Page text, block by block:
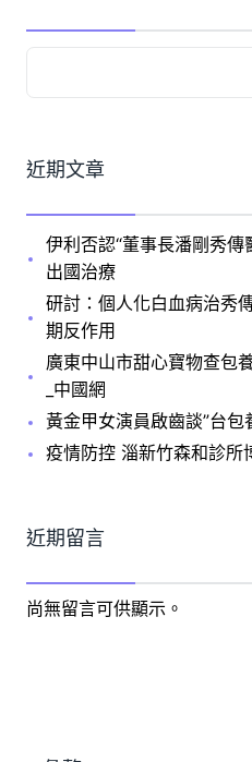
近期文章
伊利否認“董事長潘剛秀
出國治療
研討：個人化白血病治秀
期反作用
廣東中山市甜心寶物查包
_中國網
黃金甲女演員啟齒談”台包
疫情防控 淄新竹森和診所
近期留言
尚無留言可供顯示。